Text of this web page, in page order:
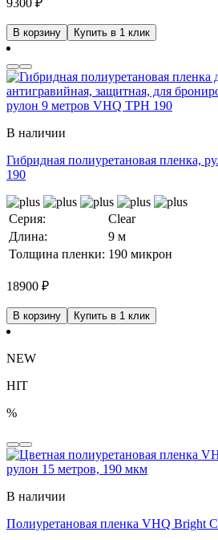
В корзину Купить в 1 клик
В наличии
Гибридная полиуретановая пленка,
190
Серия:
Clear
Длина:
9 м
Толщина пленки: 190 микрон
18900 ₽
В корзину Купить в 1 клик
NEW
HIT
%
В наличии
Полиуретановая пленка VHQ Bright